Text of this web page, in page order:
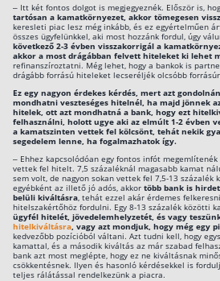
– Itt két fontos dolgot is megjegyeznék. Először is,
tartósan a kamatkörnyezet, akkor tömegesen
keresleti piac lesz még inkább, és ez egyértelműen
összes ügyfelünkkel, aki most hozzánk fordul, úgy
következő 2-3 évben visszakorrigál a
akkor a most drágábban felvett hiteleket ki lehet
refinanszíroztatni. Még lehet, hogy a bankok is
drágább forrású hiteleket lecseréljék olcsóbb
Ez egy nagyon érdekes kérdés, mert azt
mondhatni veszteséges hitelnél, ha majd jönnek
hitelek, ott azt mondhatná a bank, hogy ezt
felhasználni, holott ugye aki az elmúlt 1-2 évben
a kamatszinten vettek fel kölcsönt, tehát nekik
segedelem lenne, ha fogalmazhatok így.
– Ehhez kapcsolódóan egy fontos infót
vettek fel hitelt. 7,5 százaléknál magasabb kamat
sem volt, de nagyon sokan vettek fel 7,5-13
egyébként az illető jó adós, akkor több bank is
belüli kiváltásra , tehát ezzel akár érdemes
hitelszakértőhöz fordulni. Egy 8-13 százalék közötti
ügyfél hitelét, jövedelemhelyzetét, és vagy
hitelkiváltásra , vagy azt mondjuk, hogy még egy
kedvezőbb pozícióból váltani. Azt tudni kell, hogy
kamattal, és a második kiváltás az már szabad
bank azt most meglépte, hogy ez ne kiváltásnak
csökkentésnek. Ilyen és hasonló kérdésekkel is
teljes rálátással rendelkezünk a piacra.